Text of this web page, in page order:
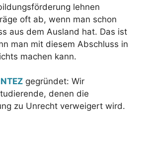
lehnen
oft ab, wenn man schon
aus dem Ausland hat. Das ist
man mit diesem Abschluss in
machen kann.
gegründet: Wir
denen die
zu Unrecht verweigert wird.